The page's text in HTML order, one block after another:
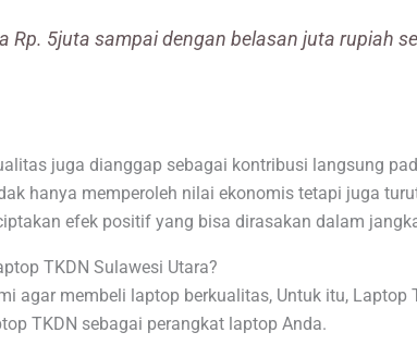
Rp. 5juta sampai dengan belasan juta rupiah
juga dianggap sebagai kontribusi langsung
hanya memperoleh nilai ekonomis tetapi juga
efek positif yang bisa dirasakan dalam
TKDN Sulawesi Utara?
agar membeli laptop berkualitas, Untuk itu,
TKDN sebagai perangkat laptop Anda.